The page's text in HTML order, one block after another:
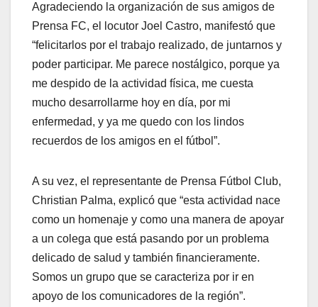
Agradeciendo la organización de sus amigos de
Prensa FC, el locutor Joel Castro, manifestó que
“felicitarlos por el trabajo realizado, de juntarnos y
poder participar. Me parece nostálgico, porque ya
me despido de la actividad física, me cuesta
mucho desarrollarme hoy en día, por mi
enfermedad, y ya me quedo con los lindos
recuerdos de los amigos en el fútbol”.
A su vez, el representante de Prensa Fútbol Club,
Christian Palma, explicó que “esta actividad nace
como un homenaje y como una manera de apoyar
a un colega que está pasando por un problema
delicado de salud y también financieramente.
Somos un grupo que se caracteriza por ir en
apoyo de los comunicadores de la región”.